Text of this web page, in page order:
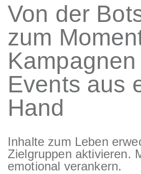
Von der
zum
Events aus
Hand
Inhalte zum Leben
Zielgruppen aktivieren.
emotional verankern.